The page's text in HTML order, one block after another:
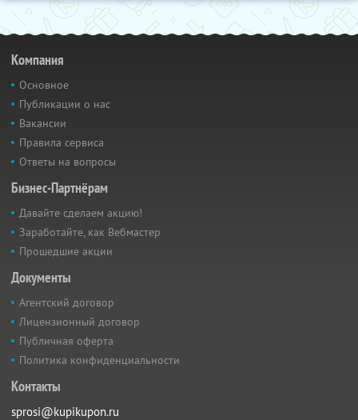
Компания
Основное
Публикации о нас
Вакансии
Правила сервиса
Ответы на вопросы
Бизнес-Партнёрам
Давайте сделаем акцию!
Заработайте, как Вебмастер
Прошедшие акции
Документы
Агентский договор
Лицензионный договор
Публичная оферта
Политика конфиденциальности
Контакты
sprosi@kupikupon.ru